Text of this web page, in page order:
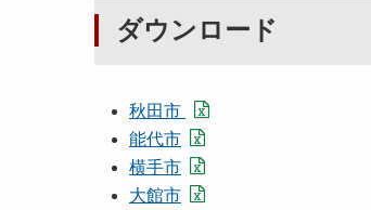
ダウンロード
秋田市
能代市
横手市
大館市